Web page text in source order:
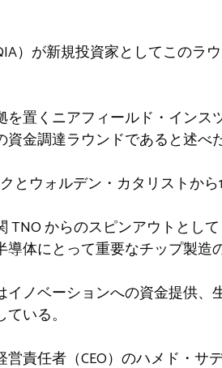
）が新規投資家としてこのラ
を置くニアフィールド・イン
金調達ラウンドであると述べた
とウォルデン・カタリストから
TNO からのスピンアウトとし
体にとって重要なチップ製造
イノベーションへの資金提供
いる。
責任者（CEO）のハメド・